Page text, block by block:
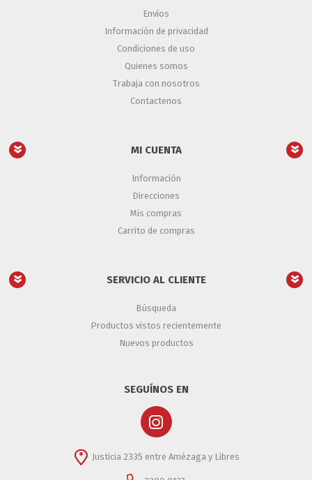
Envíos
Información de privacidad
Condiciones de uso
Quienes somos
Trabaja con nosotros
Contactenos
MI CUENTA
Información
Direcciones
Mis compras
Carrito de compras
SERVICIO AL CLIENTE
Búsqueda
Productos vistos recientemente
Nuevos productos
SEGUÍNOS EN
Justicia 2335 entre Amézaga y Libres